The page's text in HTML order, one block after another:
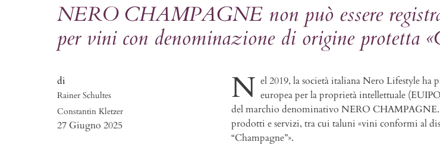
NERO CHAMPAGNE non può essere
per vini con denominazione di origine protetta
Rainer Schultes
Constantin Kletzer
27 Giugno 2025
N el 2019, la società italiana Nero Lifestyle ha
europea per la proprietà intellettuale
del marchio denominativo NERO
prodotti e servizi, tra cui taluni «vini conformi al
“Champagne”».